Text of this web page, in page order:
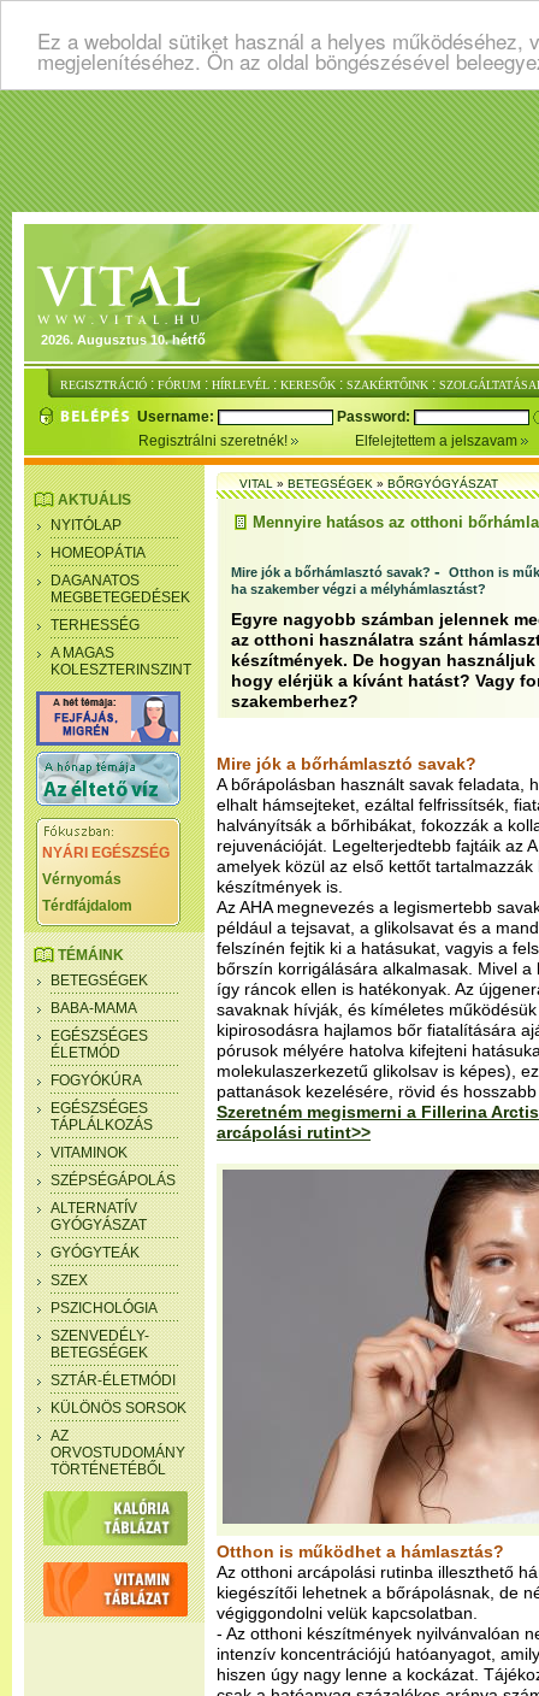
Ez a weboldal sütiket használ a helyes
megjelenítéséhez. Ön az oldal böngészésével
2026. Augusztus 10. hétfő
REGISZTRÁCIÓ : FÓRUM : HÍRLEVÉL : KERESŐK : SZAKÉRTŐINK :
Username:
Password:
Regisztrálni szeretnék!
Elfelejtettem a jelszavam
AKTUÁLIS
NYITÓLAP
HOMEOPÁTIA
DAGANATOS
MEGBETEGEDÉSEK
TERHESSÉG
A MAGAS
KOLESZTERINSZINT
NYÁRI EGÉSZSÉG
Vérnyomás
Térdfájdalom
TÉMÁINK
BETEGSÉGEK
BABA-MAMA
EGÉSZSÉGES
ÉLETMÓD
FOGYÓKÚRA
EGÉSZSÉGES
TÁPLÁLKOZÁS
VITAMINOK
SZÉPSÉGÁPOLÁS
ALTERNATÍV
GYÓGYÁSZAT
GYÓGYTEÁK
SZEX
PSZICHOLÓGIA
SZENVEDÉLY-
BETEGSÉGEK
SZTÁR-ÉLETMÓDI
KÜLÖNÖS SORSOK
AZ
ORVOSTUDOMÁNY
TÖRTÉNETÉBŐL
VITAL»BETEGSÉGEK»BŐRGYÓGYÁSZAT
Mennyire hatásos az otthoni
Mire jók a bőrhámlasztó savak? - Otthon is
ha szakember végzi a mélyhámlasztást?
Egyre nagyobb számban jelennek
az otthoni használatra szánt
készítmények. De hogyan
hogy elérjük a kívánt hatást? Vagy
szakemberhez?
Mire jók a bőrhámlasztó savak?
A bőrápolásban használt savak feladata,
elhalt hámsejteket, ezáltal felfrissítsék,
halványítsák a bőrhibákat, fokozzák a
rejuvenációját. Legelterjedtebb fajtáik az
amelyek közül az első kettőt
készítmények is.
Az AHA megnevezés a legismertebb
például a tejsavat, a glikolsavat és a
felszínén fejtik ki a hatásukat, vagyis a
bőrszín korrigálására alkalmasak. Mivel
így ráncok ellen is hatékonyak. Az
savaknak hívják, és kíméletes
kipirosodásra hajlamos bőr fiatalítására
pórusok mélyére hatolva kifejteni
molekulaszerkezetű glikolsav is képes),
pattanások kezelésére, rövid és
Szeretném megismerni a Fillerina
arcápolási rutint>>
Otthon is működhet a hámlasztás?
Az otthoni arcápolási rutinba illeszthető
kiegészítői lehetnek a bőrápolásnak, de
végiggondolni velük kapcsolatban.
- Az otthoni készítmények nyilvánvalóan
intenzív koncentrációjú hatóanyagot,
hiszen úgy nagy lenne a kockázat.